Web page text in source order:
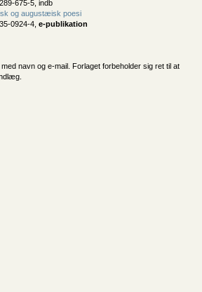
675-5, indb
og augustæisk poesi
0924-4, e-publikation
navn og e-mail. Forlaget forbeholder sig ret til at